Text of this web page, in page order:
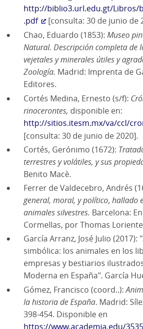
http://biblio3.url.edu.gt/Libros/
.pdf
[consulta: 30 de junio de
Chao, Eduardo (1853): Museo
Natural. Descripción completa de
vejetales y minerales útiles y
Zoología. Madrid: Imprenta de
Editores.
Cortés Medina, Ernesto (s/f):
rinocerontes, disponible en:
http://sitios.itesm.mx/va/ccl/
[consulta: 30 de junio de 2020].
Cortés, Gerónimo (1672):
terrestres y volátiles, y sus
Benito Macè.
Ferrer de Valdecebro, Andrés
general, moral, y político, hallado
animales silvestres. Barcelona:
Cormellas, por Thomas
García Arranz, José Julio (2017):
simbólica: los animales en los
empresas y bestiarios
Moderna en España". García
Gómez, Francisco (coord..):
la historia de España. Madrid:
398-454. Disponible en
https://www.academia.edu/